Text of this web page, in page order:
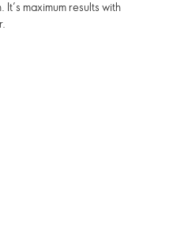
maximum results with